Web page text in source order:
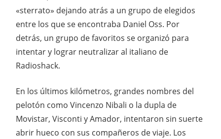
«sterrato» dejando atrás a un grupo de elegidos
entre los que se encontraba Daniel Oss. Por
detrás, un grupo de favoritos se organizó para
intentar y lograr neutralizar al italiano de
Radioshack.
En los últimos kilómetros, grandes nombres del
pelotón como Vincenzo Nibali o la dupla de
Movistar, Visconti y Amador, intentaron sin suerte
abrir hueco con sus compañeros de viaje. Los